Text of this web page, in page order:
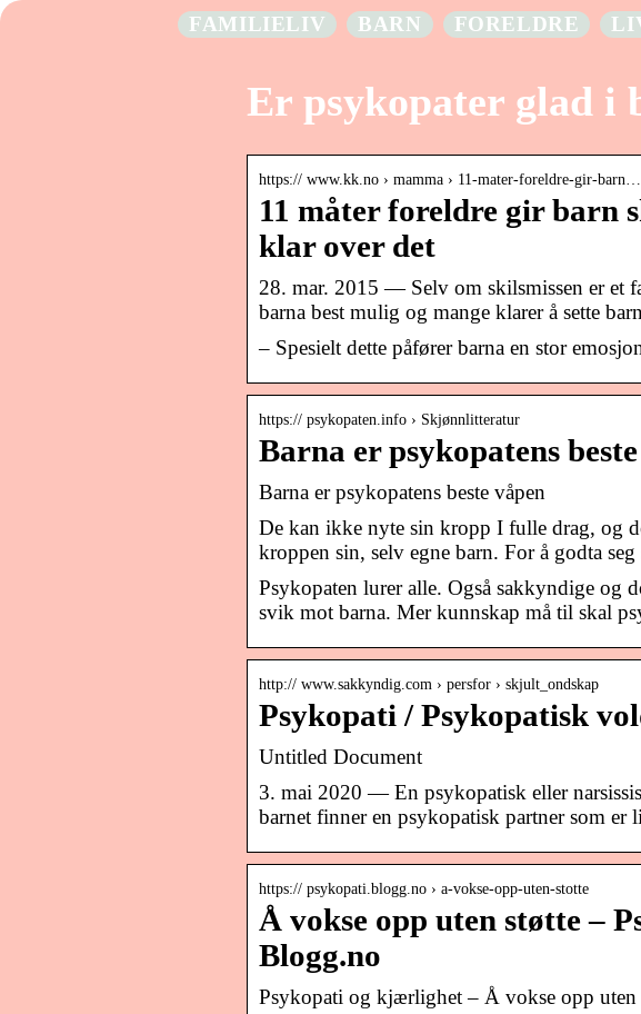
FAMILIELIV BARN FORELDRE
Er psykopater glad i
https:// www.kk.no › mamma › 11-mater-foreldre-gir-barn…
11 måter foreldre gir barn
klar over det
28. mar. 2015 — Selv om skilsmissen er et
barna best mulig og mange klarer å sette
– Spesielt dette påfører barna en stor
https:// psykopaten.info › Skjønnlitteratur
Barna er psykopatens
Barna er psykopatens beste våpen
De kan ikke nyte sin kropp I fulle drag, og
kroppen sin, selv egne barn. For å godta
Psykopaten lurer alle. Også sakkyndige og
svik mot barna. Mer kunnskap må til skal
http:// www.sakkyndig.com › persfor › skjult_ondskap
Psykopati / Psykopatisk
Untitled Document
3. mai 2020 — En psykopatisk eller
barnet finner en psykopatisk partner som er
https:// psykopati.blogg.no › a-vokse-opp-uten-stotte
Å vokse opp uten støtte –
Blogg.no
Psykopati og kjærlighet – Å vokse opp uten